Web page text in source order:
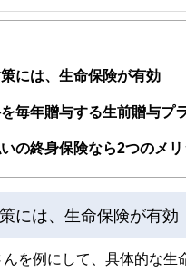
AFP（日本FP協会）
知識と経験を「どこにも所属しな
「あなたらしい人生を「ライフプ
また、生命保険業界で培った「ラ
には、生命保険が有効
毎年贈与する生前贈与プ
の終身保険なら2つのメ
には、生命保険が有効
を例にして、具体的な生